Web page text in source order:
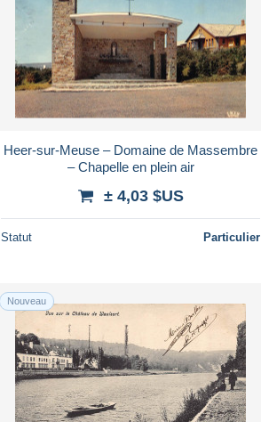
Heer-sur-Meuse – Domaine de Massembre
– Chapelle en plein air
± 4,03 $US
Statut Particulier
Nouveau